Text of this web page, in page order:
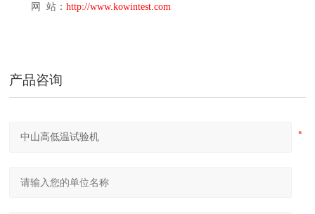
网 站：http://www.kowintest.com
产品咨询